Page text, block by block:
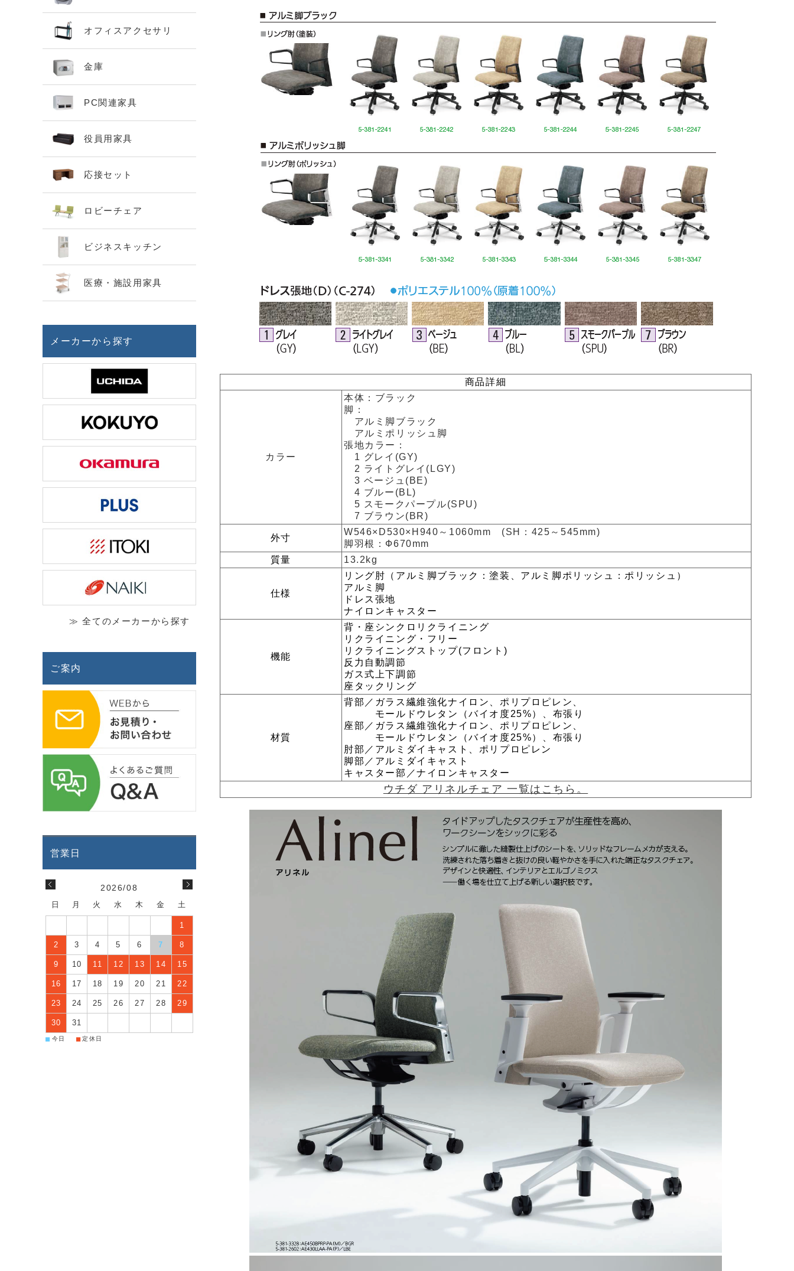
商品詳細
カラー
本体：ブラック
脚：
アルミ脚ブラック
アルミポリッシュ脚
張地カラー：
1 グレイ(GY)
2 ライトグレイ(LGY)
3 ベージュ(BE)
4 ブルー(BL)
5 スモークパープル(SPU)
7 ブラウン(BR)
外寸
W546×D530×H940～1060mm (SH：425～545mm)
脚羽根：Ф670mm
質量
13.2kg
仕様
リング肘（アルミ脚ブラック：塗装、アルミ脚ポリッシュ：ポリッシュ）
アルミ脚
ドレス張地
ナイロンキャスター
機能
背・座シンクロリクライニング
リクライニング・フリー
リクライニングストップ(フロント)
反力自動調節
ガス式上下調節
座タックリング
材質
背部／ガラス繊維強化ナイロン、ポリプロピレン、
モールドウレタン（バイオ度25%）、布張り
座部／ガラス繊維強化ナイロン、ポリプロピレン、
モールドウレタン（バイオ度25%）、布張り
肘部／アルミダイキャスト、ポリプロピレン
脚部／アルミダイキャスト
キャスター部／ナイロンキャスター
ウチダ アリネルチェア 一覧はこちら。
オフィスアクセサリ
金庫
PC関連家具
役員用家具
応接セット
ロビーチェア
ビジネスキッチン
医療・施設用家具
メーカーから探す
≫ 全てのメーカーから探す
ご案内
2026/08
日 月 火 水 木 金 土
1
2 3 4 5 6 7 8
9 10 11 12 13 14 15
16 17 18 19 20 21 22
23 24 25 26 27 28 29
30 31
■ 今日 ■ 定休日